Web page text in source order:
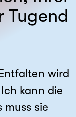
Tugend
wird
kann die
sie